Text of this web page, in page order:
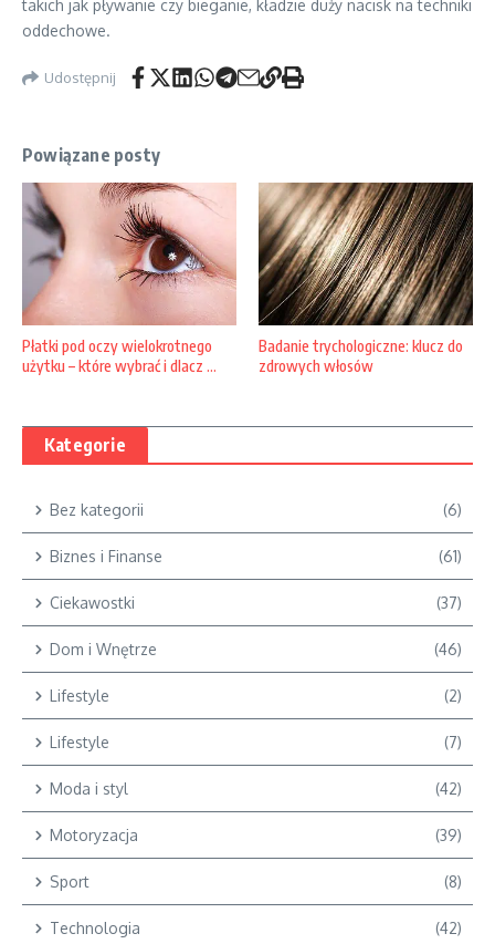
takich jak pływanie czy bieganie, kładzie duży nacisk na techniki
oddechowe.
Udostępnij
Powiązane posty
Płatki pod oczy wielokrotnego
użytku – które wybrać i dlacz ...
Badanie trychologiczne: klucz do
zdrowych włosów
Kategorie
Bez kategorii (6)
Biznes i Finanse (61)
Ciekawostki (37)
Dom i Wnętrze (46)
Lifestyle (2)
Lifestyle (7)
Moda i styl (42)
Motoryzacja (39)
Sport (8)
Technologia (42)